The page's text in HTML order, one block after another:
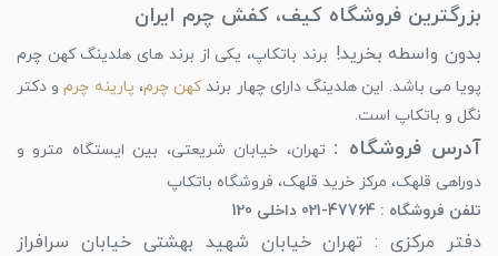
بزرگترین فروشگاه کیف، کفش چرم ایران
بدون واسطه بخرید! برند باتکاپ، یکی از برند های هلدینگ کهن چرم
پویا می باشد. این هلدینگ دارای چهار برندکهن چرم، پارینه چرمو دکتر
نگل و باتکاپ است.
آدرس فروشگاه : تهران، خیابان شریعتی، بین ایستگاه مترو و
دوراهی قلهک، مرکز خرید قلهک، فروشگاه باتکاپ
تلفن فروشگاه : 47764-021 داخلی 120
دفتر مرکزی : تهران خیابان شهید بهشتی خیابان سرافراز